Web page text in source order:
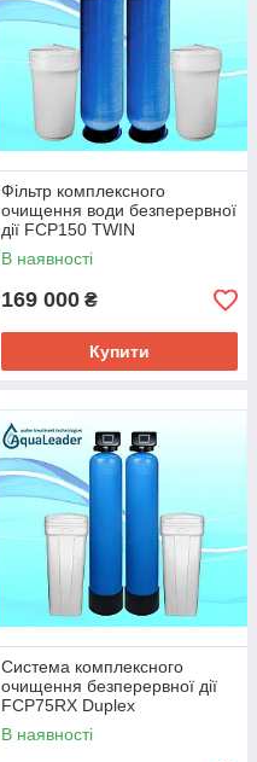
Фільтр комплексного
очищення води безперервної
дії FCP150 TWIN
В наявності
169 000 ₴
Купити
Система комплексного
очищення безперервної дії
FCP75RX Duplex
В наявності